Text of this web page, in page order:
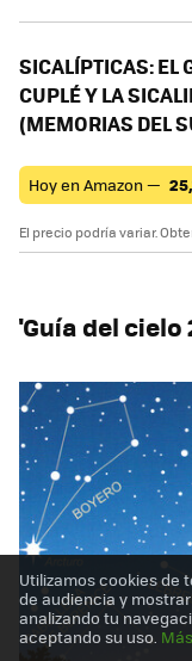
SICALÍPTICAS: EL
CUPLÉ Y LA
(MEMORIAS DEL
Hoy en Amazon —
El precio podría variar.
'Guíadel cielo
Utilizamos cookies de
de audiencia y
analizando tu
aceptando su uso.